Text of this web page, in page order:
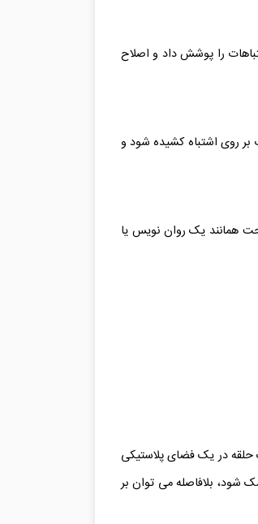
را پوشش داد و اصلاح
روی اشتباه کشیده شود و
همانند یک روان نویس یا
رنگ پوشانده شده و بصورت یک حلقه در یک فضای پلاستیکی
شود، بلافاصله می توان بر